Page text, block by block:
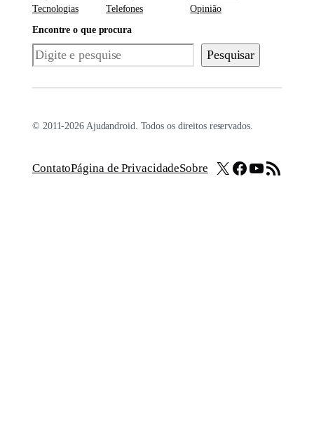
Tecnologias
Telefones
Opinião
Encontre o que procura
Pesquisar Pesquisar
© 2011-2026 Ajudandroid. Todos os direitos reservados.
ContatoPágina de PrivacidadeSobre X Facebook
Youtube
Feed RSS